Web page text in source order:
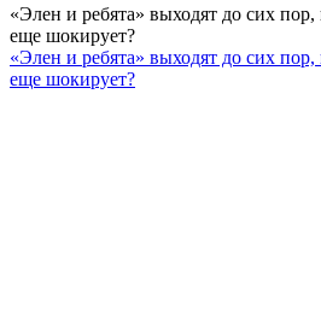
«Элен и ребята» выходят до сих
еще шокирует?
«Элен и ребята» выходят до сих
еще шокирует?